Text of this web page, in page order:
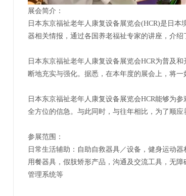
展会简介：
日本东京福祉老年人康复设备展览会(HCR)是日
器相关情报，通过各国养老福祉专家的讲座，介
日本东京福祉老年人康复设备展览会HCR为普及
断地充实与强化。据悉，在本年度的展会上，将一
日本东京福祉老年人康复设备展览会HCR能够为
全方位的信急。与此同时，与往年相比，为了顺
参展范围：
日常生活辅助：自助自救器具／设备，健身运动
用餐器具，假肢矫形产品，沟通及交流工具，无
管理系统等